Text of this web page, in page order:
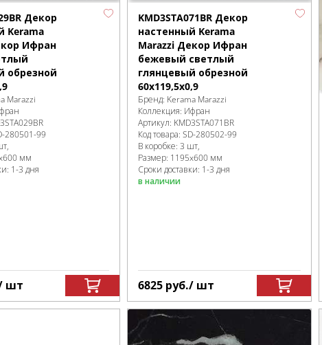
Декор
Kerama
Ифран
обрезной
Marazzi
280501-99
мм
1-3 дня
шт
KMD3STA071BR Декор
настенный Kerama
Marazzi Декор Ифран
бежевый светлый
глянцевый обрезной
60x119,5x0,9
Бренд: Kerama Marazzi
Коллекция: Ифран
Артикул: KMD3STA071BR
Код товара:SD-280502-99
В коробке:3 шт,
Размер: 1195x600 мм
Сроки доставки: 1-3 дня
в наличии
6825 руб./ шт